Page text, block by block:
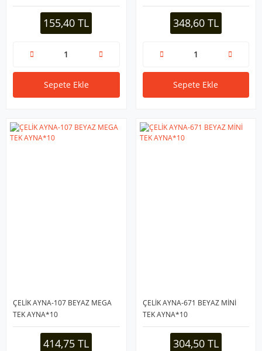
155,40 TL
Sepete Ekle
348,60 TL
Sepete Ekle
ÇELİK AYNA-107 BEYAZ MEGA
TEK AYNA*10
414,75 TL
ÇELİK AYNA-671 BEYAZ MİNİ
TEK AYNA*10
304,50 TL